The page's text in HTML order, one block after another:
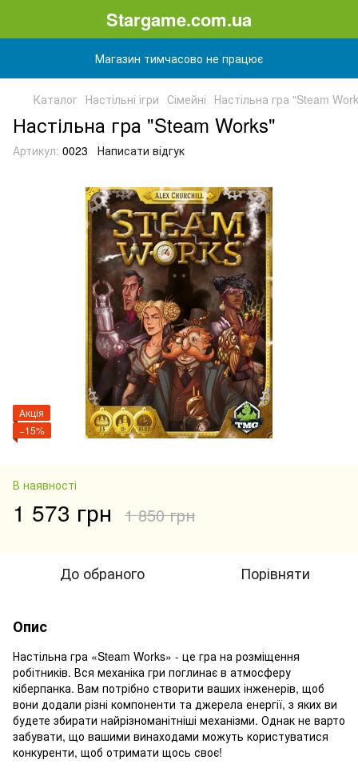
Stargame.com.ua
Магазин тимчасово не працює
Каталог Настільні ігри Сімейні Настільна гра "Steam
Настільна гра "Steam Works"
Артикул: 0023 Написати відгук
Акція
−15%
В наявності
1 573 грн 1 850 грн
До обраного Порівняти
Опис
Настільна гра «Steam Works» - це гра на розміщення
робітників. Вся механіка гри поглинає в атмосферу
кіберпанка. Вам потрібно створити ваших інженерів, щоб
вони додали різні компоненти та джерела енергії, з яких ви
будете збирати найрізноманітніші механізми. Однак не варто
забувати, що вашими винаходами можуть користуватися
конкуренти, щоб отримати щось своє!